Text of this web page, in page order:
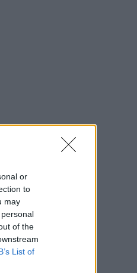
or
to
may
of the
List of